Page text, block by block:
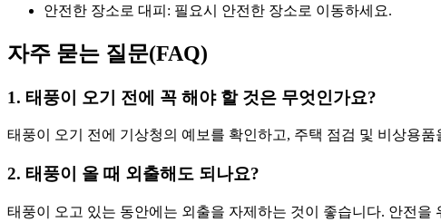
안전한 장소로 대피: 필요시 안전한 장소로 이동하세요.
자주 묻는 질문(FAQ)
1. 태풍이 오기 전에 꼭 해야 할 것은 무엇인가요?
태풍이 오기 전에 기상청의 예보를 확인하고, 주택 점검 및 비상용
2. 태풍이 올 때 외출해도 되나요?
태풍이 오고 있는 동안에는 외출을 자제하는 것이 좋습니다. 안전을